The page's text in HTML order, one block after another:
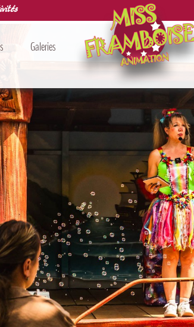
Galeries